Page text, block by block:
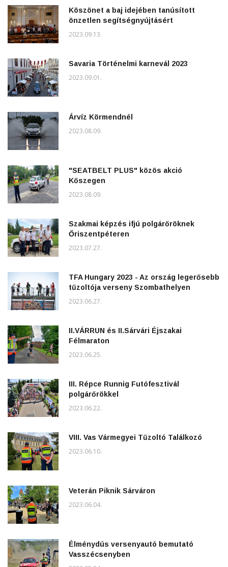
Köszönet a baj idejében tanúsított
önzetlen segítségnyújtásért
2023.09.13.
Savaria Történelmi karnevál 2023
2023.09.01.
Árvíz Körmendnél
2023.08.09.
"SEATBELT PLUS" közös akció
Kőszegen
2023.08.09.
Szakmai képzés ifjú polgárőröknek
Őriszentpéteren
2023.07.27.
TFA Hungary 2023 - Az ország legerősebb
tűzoltója verseny Szombathelyen
2023.06.27.
II.VÁRRUN és II.Sárvári Éjszakai
Félmaraton
2023.06.25.
III. Répce Runnig Futófesztivál
polgárőrökkel
2023.06.22.
VIII. Vas Vármegyei Tűzoltó Találkozó
2023.06.10.
Veterán Piknik Sárváron
2023.06.04.
Élménydús versenyautó bemutató
Vasszécsenyben